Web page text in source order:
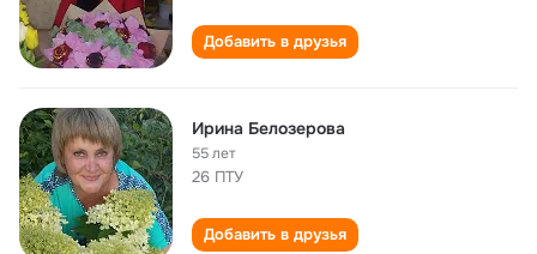
Добавить в друзья
Ирина Белозерова
55 лет
26 ПТУ
Добавить в друзья